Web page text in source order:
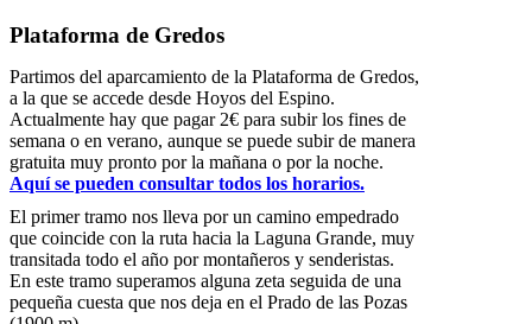
Plataforma de Gredos
Partimos del aparcamiento de la Plataforma de Gredos,
a la que se accede desde Hoyos del Espino.
Actualmente hay que pagar 2€ para subir los fines de
semana o en verano, aunque se puede subir de manera
gratuita muy pronto por la mañana o por la noche.
Aquí se pueden consultar todos los horarios.
El primer tramo nos lleva por un camino empedrado
que coincide con la ruta hacia la Laguna Grande, muy
transitada todo el año por montañeros y senderistas.
En este tramo superamos alguna zeta seguida de una
pequeña cuesta que nos deja en el Prado de las Pozas